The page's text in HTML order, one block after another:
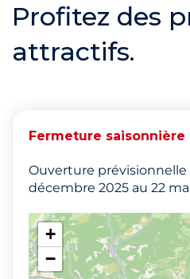
Profitez des
attractifs.
Fermeture saisonnière
Ouverture prévisionnelle
décembre 2025 au 22
+
−